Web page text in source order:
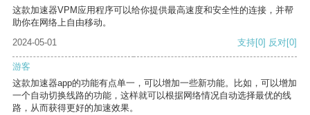
这款加速器VPM应用程序可以给你提供最高速度和安全性的连接，并帮
助你在网络上自由移动。
2024-05-01
支持[0] 反对[0]
游客
这款加速器app的功能有点单一，可以增加一些新功能。比如，可以增加
一个自动切换线路的功能，这样就可以根据网络情况自动选择最优的线
路，从而获得更好的加速效果。